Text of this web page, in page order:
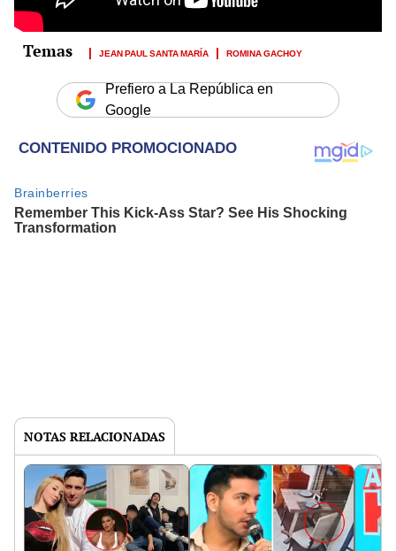
JEAN PAUL SANTA MARÍA ROMINA GACHOY
Prefiero a La República en
Google
NOTAS RELACIONADAS